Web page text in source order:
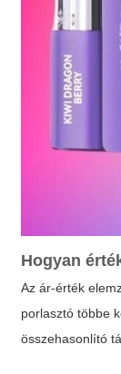
Hogyan
Az ár-érték
porlasztó többe
összehasonlító